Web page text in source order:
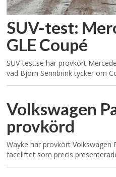
SUV-test:
GLE Coupé
SUV-test.se har provkört
vad Björn Sennbrink tycker om
Volkswagen
provkörd
Wayke har provkört Volkswagen
faceliftet som precis